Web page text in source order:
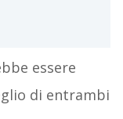
essere
di entrambi